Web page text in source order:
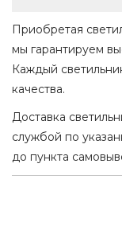
Приобретая
мы гарантируем
Каждый
качества.
Доставка
службой по
до пункта